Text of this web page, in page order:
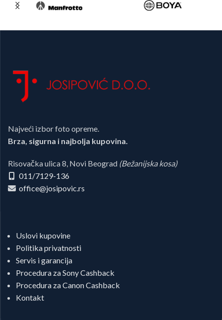
Najveći izbor foto opreme.
Brza, sigurna i najbolja kupovina.
Risovačka ulica 8, Novi Beograd (Bežanijska kosa)
011/7129-136
office@josipovic.rs
Uslovi kupovine
Politika privatnosti
Servis i garancija
Procedura za Sony Cashback
Procedura za Canon Cashback
Kontakt